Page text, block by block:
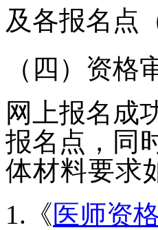
及各报名 点
（四）资
网上报名成
报名点， 同
体材料要求
1. 《医师资